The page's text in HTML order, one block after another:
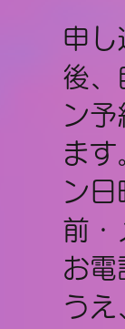
申し
後、
ン予
ます
ン日
前・
お電
うえ